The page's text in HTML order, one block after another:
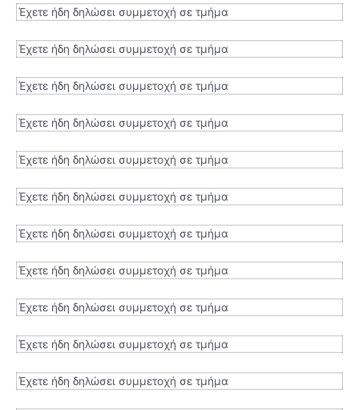
Έχετε ήδη δηλώσει συμμετοχή σε τμήμα
Έχετε ήδη δηλώσει συμμετοχή σε τμήμα
Έχετε ήδη δηλώσει συμμετοχή σε τμήμα
Έχετε ήδη δηλώσει συμμετοχή σε τμήμα
Έχετε ήδη δηλώσει συμμετοχή σε τμήμα
Έχετε ήδη δηλώσει συμμετοχή σε τμήμα
Έχετε ήδη δηλώσει συμμετοχή σε τμήμα
Έχετε ήδη δηλώσει συμμετοχή σε τμήμα
Έχετε ήδη δηλώσει συμμετοχή σε τμήμα
Έχετε ήδη δηλώσει συμμετοχή σε τμήμα
Έχετε ήδη δηλώσει συμμετοχή σε τμήμα